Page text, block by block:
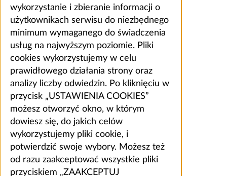
wykorzystanie i zbieranie informacji o
użytkownikach serwisu do niezbędnego
minimum wymaganego do świadczenia
usług na najwyższym poziomie. Pliki
cookies wykorzystujemy w celu
prawidłowego działania strony oraz
analizy liczby odwiedzin. Po kliknięciu w
przycisk „USTAWIENIA COOKIES”
możesz otworzyć okno, w którym
dowiesz się, do jakich celów
wykorzystujemy pliki cookie, i
potwierdzić swoje wybory. Możesz też
od razu zaakceptować wszystkie pliki
przyciskiem „ZAAKCEPTUJ